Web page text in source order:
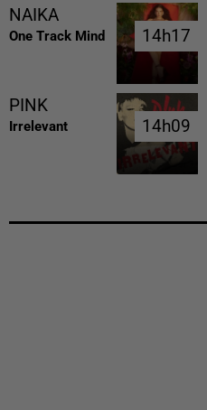
NAIKA
One Track Mind 14h17
14h17
PINK
Irrelevant 14h09
14h09